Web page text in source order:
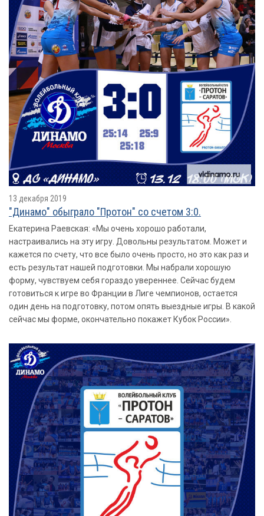
13 декабря 2019
"Динамо" обыграло "Протон" со счетом 3:0.
Екатерина Раевская: «Мы очень хорошо работали,
настраивались на эту игру. Довольны результатом. Может и
кажется по счету, что все было очень просто, но это как раз и
есть результат нашей подготовки. Мы набрали хорошую
форму, чувствуем себя гораздо увереннее. Сейчас будем
готовиться к игре во Франции в Лиге чемпионов, остается
один день на подготовку, потом опять выездные игры. В какой
сейчас мы форме, окончательно покажет Кубок России».